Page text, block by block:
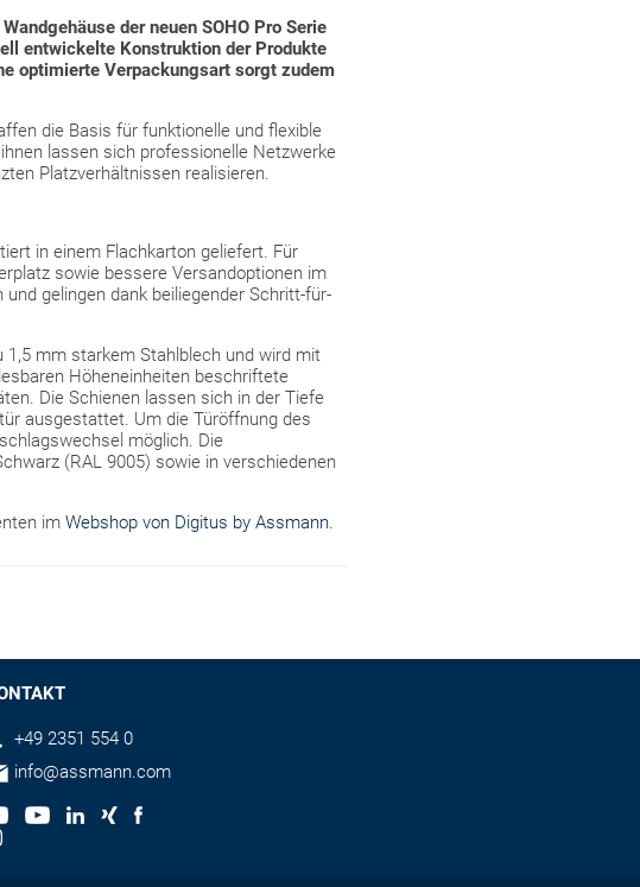
der neuen SOHO Pro Serie
entwickelte Konstruktion der Produkte
optimierte Verpackungsart sorgt zudem
die Basis für funktionelle und flexible
lassen sich professionelle Netzwerke
Platzverhältnissen realisieren.
in einem Flachkarton geliefert. Für
sowie bessere Versandoptionen im
gelingen dank beiliegender Schritt-für-
1,5 mm starkem Stahlblech und wird mit
Höheneinheiten beschriftete
Die Schienen lassen sich in der Tiefe
ausgestattet. Um die Türöffnung des
möglich. Die
(RAL 9005) sowie in verschiedenen
im Webshop von Digitus by Assmann.
+49 2351 554 0
info@assmann.com